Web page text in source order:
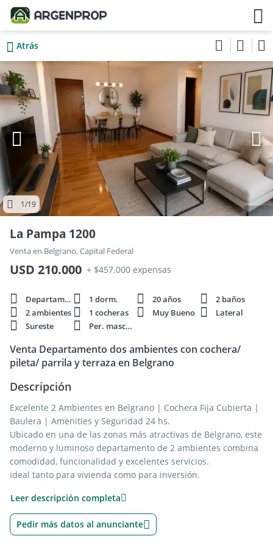
Atrás
1/19
La Pampa 1200
Venta en Belgrano, Capital Federal
USD 210.000 + $457.000 expensas
Departamento 1 dorm. 20 años
2 baños
2 ambientes
1 cocheras Muy Bueno
Lateral
Sureste
Per. mascota
Venta Departamento dos ambientes con cochera/
pileta/ parrila y terraza en Belgrano
Descripción
Excelente 2 Ambientes en Belgrano | Cochera Fija Cubierta |
Baulera | Amenities y Seguridad 24 hs.
Ubicado en una de las zonas más atractivas de Belgrano, este
moderno y luminoso departamento de 2 ambientes combina
comodidad, funcionalidad y excelentes servicios.
ideal tanto para vivienda como para inversión.
balcón, que aporta gran luminosidad y ventilación natural.
Dispone de toilette de recepción y una cómoda cocina con
muebles bajo y sobre mesada, además de espacio para
Leer descripción completa
Pedir más datos al anunciante